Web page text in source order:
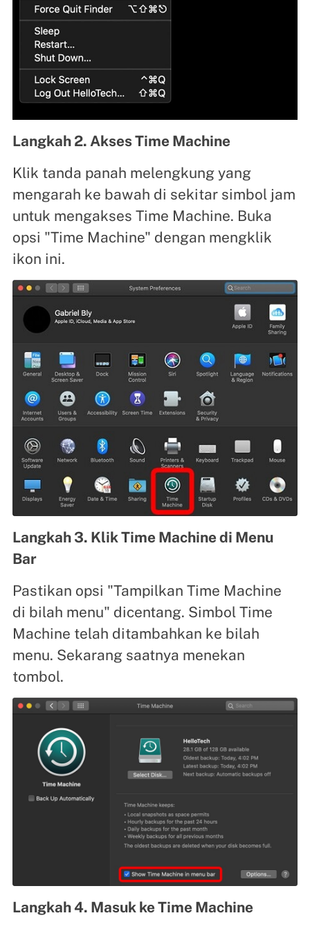
Langkah 2. Akses Time Machine
Klik tanda panah melengkung yang
mengarah ke bawah di sekitar simbol jam
untuk mengakses Time Machine. Buka
opsi "Time Machine" dengan mengklik
ikon ini.
Langkah 3. Klik Time Machine di Menu
Bar
Pastikan opsi "Tampilkan Time Machine
di bilah menu" dicentang. Simbol Time
Machine telah ditambahkan ke bilah
menu. Sekarang saatnya menekan
tombol.
Langkah 4. Masuk ke Time Machine